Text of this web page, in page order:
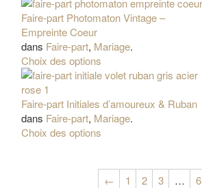
Faire-part Photomaton Vintage –
Empreinte Coeur
dans Faire-part, Mariage.
Choix des options
Faire-part Initiales d’amoureux & Ruban
dans Faire-part, Mariage.
Choix des options
←
1 2 3 … 6